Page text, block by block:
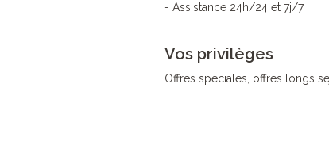
- Assistance 24h/24 et 7j/7
Vos privilèges
Offres spéciales, offres longs